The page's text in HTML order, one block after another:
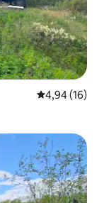
4,94 de uma
4,94 (16)